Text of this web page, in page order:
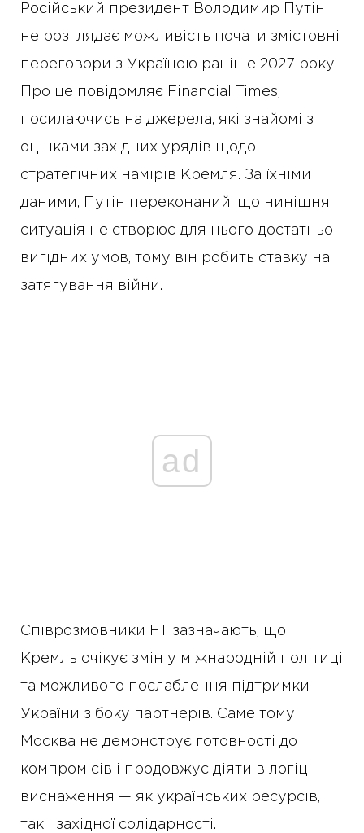
Російський президент Володимир Путін
не розглядає можливість почати змістовні
переговори з Україною раніше 2027 року.
Про це повідомляє Financial Times,
посилаючись на джерела, які знайомі з
оцінками західних урядів щодо
стратегічних намірів Кремля. За їхніми
даними, Путін переконаний, що нинішня
ситуація не створює для нього достатньо
вигідних умов, тому він робить ставку на
затягування війни.
ad
Співрозмовники FT зазначають, що
Кремль очікує змін у міжнародній політиці
та можливого послаблення підтримки
України з боку партнерів. Саме тому
Москва не демонструє готовності до
компромісів і продовжує діяти в логіці
виснаження — як українських ресурсів,
так і західної солідарності.